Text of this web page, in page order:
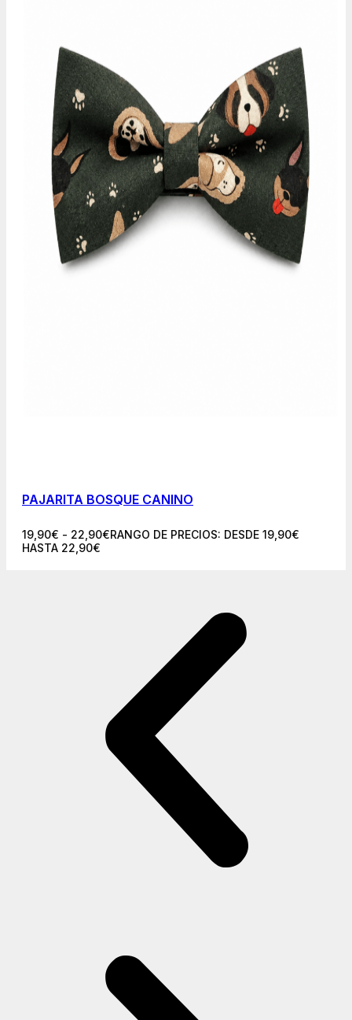
PAJARITA BOSQUE CANINO
19,90€ - 22,90€RANGO DE PRECIOS: DESDE 19,90€
HASTA 22,90€